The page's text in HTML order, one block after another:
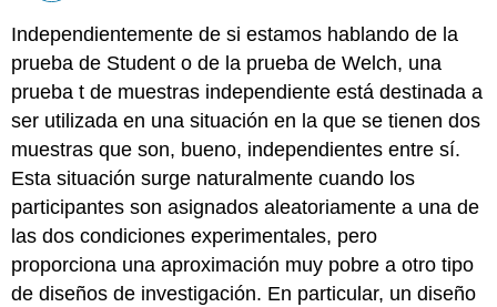
Independientemente de si estamos hablando de la
prueba de Student o de la prueba de Welch, una
prueba t de muestras independiente está destinada a
ser utilizada en una situación en la que se tienen dos
muestras que son, bueno, independientes entre sí.
Esta situación surge naturalmente cuando los
participantes son asignados aleatoriamente a una de
las dos condiciones experimentales, pero
proporciona una aproximación muy pobre a otro tipo
de diseños de investigación. En particular, un diseño